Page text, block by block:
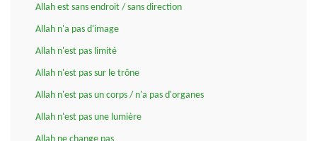
Allah est sans endroit / sans direction
Allah n'a pas d'image
Allah n'est pas limité
Allah n'est pas sur le trône
Allah n'est pas un corps / n'a pas d'organes
Allah n'est pas une lumière